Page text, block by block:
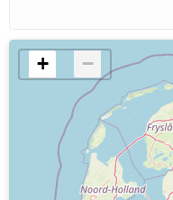
+ −